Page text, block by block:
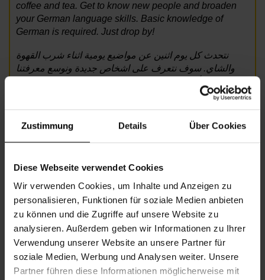
Zustimmung Details Über Cookies
Diese Webseite verwendet Cookies
Wir verwenden Cookies, um Inhalte und Anzeigen zu
personalisieren, Funktionen für soziale Medien anbieten
zu können und die Zugriffe auf unsere Website zu
analysieren. Außerdem geben wir Informationen zu Ihrer
Verwendung unserer Website an unsere Partner für
soziale Medien, Werbung und Analysen weiter. Unsere
Partner führen diese Informationen möglicherweise mit
coffee and tea. Get to know new people and broaden
your German language skills. Basic knowledge of
German is required. Just drop by!
نتحدث كل يوم اثنين عن مواضيع يومية اثناء شرب القهوة
والشاي. سوف نتعرف على اشخاص جديدة ونوسع معرفتنا
Informationen zur Veranstaltung
Beginn Montag, 13.07.2026,14.30 -
16.00
Unkostenbeitrag Kein Unkostenbeitrag
Veranstalter Nachbarschaftszentrum 12